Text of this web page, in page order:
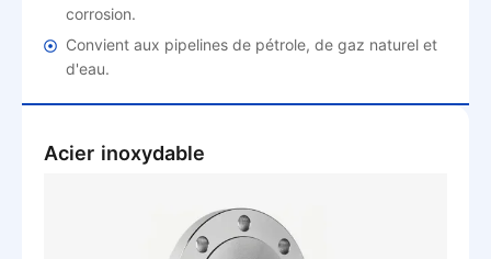
corrosion.
Convient aux pipelines de pétrole, de gaz naturel et
d'eau.
Acier inoxydable